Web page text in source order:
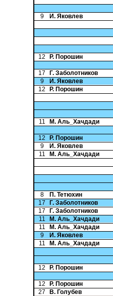
9
И. Яковлев
12
Р. Порошин
17
Г. Заболотников
9
И. Яковлев
12
Р. Порошин
11
М. Аль_Хачдади
12
Р. Порошин
9
И. Яковлев
11
М. Аль_Хачдади
8
П. Тетюхин
17
Г. Заболотников
17
Г. Заболотников
11
М. Аль_Хачдади
11
М. Аль_Хачдади
9
И. Яковлев
11
М. Аль_Хачдади
12
Р. Порошин
12
Р. Порошин
27
В. Голубев